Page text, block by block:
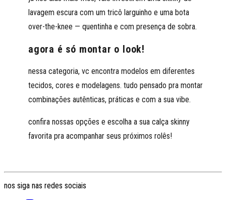
lavagem escura com um tricô larguinho e uma bota
over-the-knee — quentinha e com presença de sobra.
agora é só montar o look!
nessa categoria, vc encontra modelos em diferentes
tecidos, cores e modelagens. tudo pensado pra montar
combinações autênticas, práticas e com a sua vibe.
confira nossas opções e escolha a sua calça skinny
favorita pra acompanhar seus próximos rolês!
nos siga nas redes sociais